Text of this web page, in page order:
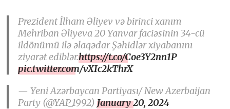
Prezident İlham Əliyev və birinci xanım
Mehriban Əliyeva 20 Yanvar faciəsinin 34-cü
ildönümü ilə əlaqədar Şəhidlər xiyabanını
ziyarət ediblər.https://t.co/Coe3Y2nn1P
pic.twitter.com/vXIc2kThrX
— Yeni Azərbaycan Partiyası/ New Azerbaijan
Party (@YAP_1992)January 20, 2024